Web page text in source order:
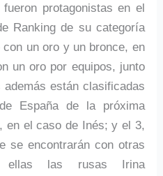
protagonistas en el
Ranking de su categoría
un oro y un bronce, en
un oro por equipos, junto
están clasificadas
España de la próxima
en el caso de Inés; y el 3,
se encontrarán con otras
ellas las rusas Irina